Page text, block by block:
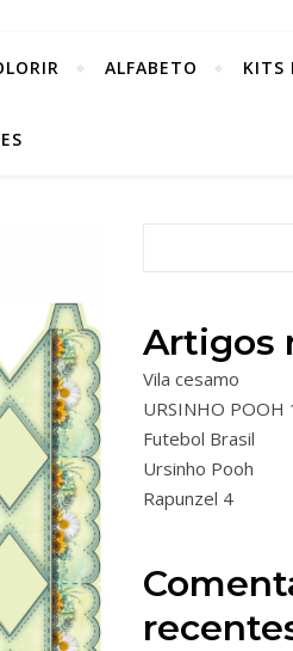
ALFABETO KITS
Artigos
Vila cesamo
URSINHO POOH
Futebol Brasil
Ursinho Pooh
Rapunzel 4